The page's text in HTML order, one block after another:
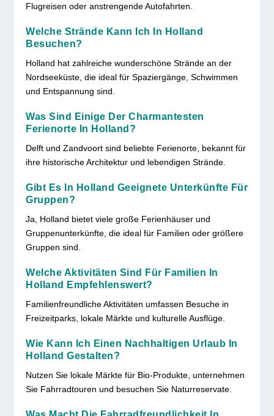
Flugreisen oder anstrengende Autofahrten.
Welche Strände Kann Ich In Holland
Besuchen?
Holland hat zahlreiche wunderschöne Strände an der
Nordseeküste, die ideal für Spaziergänge, Schwimmen
und Entspannung sind.
Was Sind Einige Der Charmantesten
Ferienorte In Holland?
Delft und Zandvoort sind beliebte Ferienorte, bekannt für
ihre historische Architektur und lebendigen Strände.
Gibt Es In Holland Geeignete Unterkünfte Für
Gruppen?
Ja, Holland bietet viele große Ferienhäuser und
Gruppenunterkünfte, die ideal für Familien oder größere
Gruppen sind.
Welche Aktivitäten Sind Für Familien In
Holland Empfehlenswert?
Familienfreundliche Aktivitäten umfassen Besuche in
Freizeitparks, lokale Märkte und kulturelle Ausflüge.
Wie Kann Ich Einen Nachhaltigen Urlaub In
Holland Gestalten?
Nutzen Sie lokale Märkte für Bio-Produkte, unternehmen
Sie Fahrradtouren und besuchen Sie Naturreservate.